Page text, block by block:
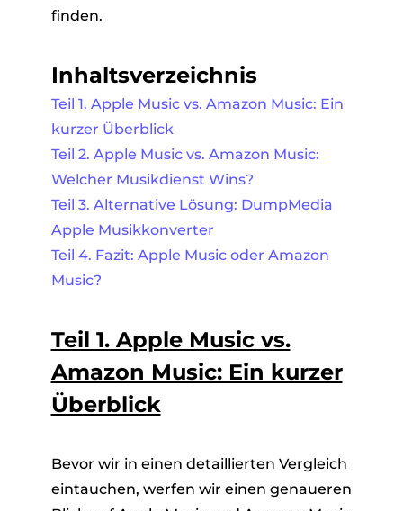
finden.
Inhaltsverzeichnis
Teil 1. Apple Music vs. Amazon Music: Ein
kurzer Überblick
Teil 2. Apple Music vs. Amazon Music:
Welcher Musikdienst Wins?
Teil 3. Alternative Lösung: DumpMedia
Apple Musikkonverter
Teil 4. Fazit: Apple Music oder Amazon
Music?
Teil 1. Apple Music vs.
Amazon Music: Ein kurzer
Überblick
Bevor wir in einen detaillierten Vergleich
eintauchen, werfen wir einen genaueren